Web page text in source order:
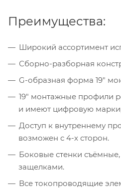
Преимущества:
Широкий ассортимент
Сборно-разборная
G-образная форма 19"
19" монтажные профили
и имеют цифровую
Доступ к внутреннему
возможен с 4-х сторон.
Боковые стенки
защелками.
Все токопроводящие